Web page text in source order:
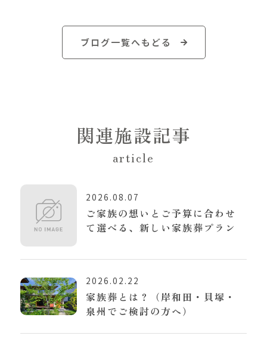
ブログ一覧へもどる
関連施設記事
article
2026.08.07
ご家族の想いとご予算に合わせ
て選べる、新しい家族葬プラン
2026.02.22
家族葬とは？（岸和田・貝塚・
泉州でご検討の方へ）